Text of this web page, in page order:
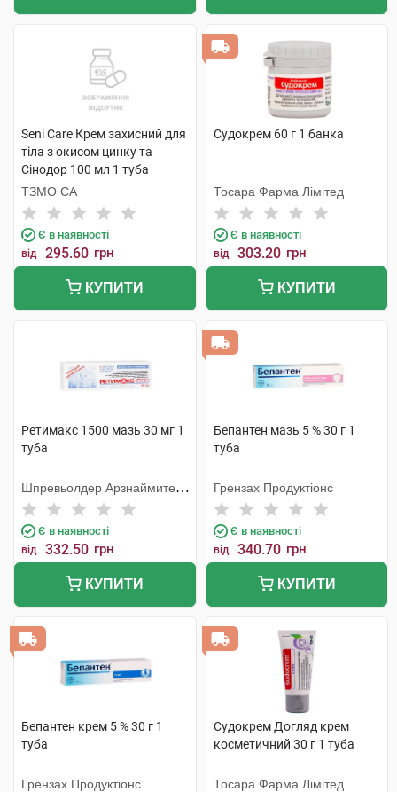
Seni Care Крем захисний для
тіла з окисом цинку та
Сінодор 100 мл 1 туба
ТЗМО СА
Є в наявності
від 295.60 грн
КУПИТИ
Судокрем 60 г 1 банка
Тосара Фарма Лімітед
Є в наявності
від 303.20 грн
КУПИТИ
Ретимакс 1500 мазь 30 мг 1
туба
Шпревьолдер Арзнаймитель
Гмбх
Є в наявності
від 332.50 грн
КУПИТИ
Бепантен мазь 5 % 30 г 1
туба
Грензах Продуктіонс
Є в наявності
від 340.70 грн
КУПИТИ
Бепантен крем 5 % 30 г 1
туба
Грензах Продуктіонс
Судокрем Догляд крем
косметичний 30 г 1 туба
Тосара Фарма Лімітед